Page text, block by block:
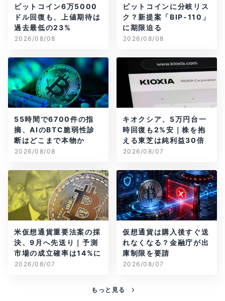
ビットコイン6万5000
ドル回復も、上値期待は
過去最低の23%
2026/08/08
ビットコインに分岐リス
ク？新提案「BIP-110」
に期限迫る
2026/08/08
55時間で6700件の指
摘、AIのBTC脆弱性診
断はどこまで本物か
2026/08/08
キオクシア、5万円台一
時回復も2%安｜株を抱
える東芝は純利益30倍
2026/08/07
米仮想通貨重要法案の採
決、9月へ先送り｜予測
市場の成立確率は14%に
2026/08/07
仮想通貨は購入後すぐ送
れなくなる？金融庁が出
庫制限を要請
2026/08/07
もっと見る